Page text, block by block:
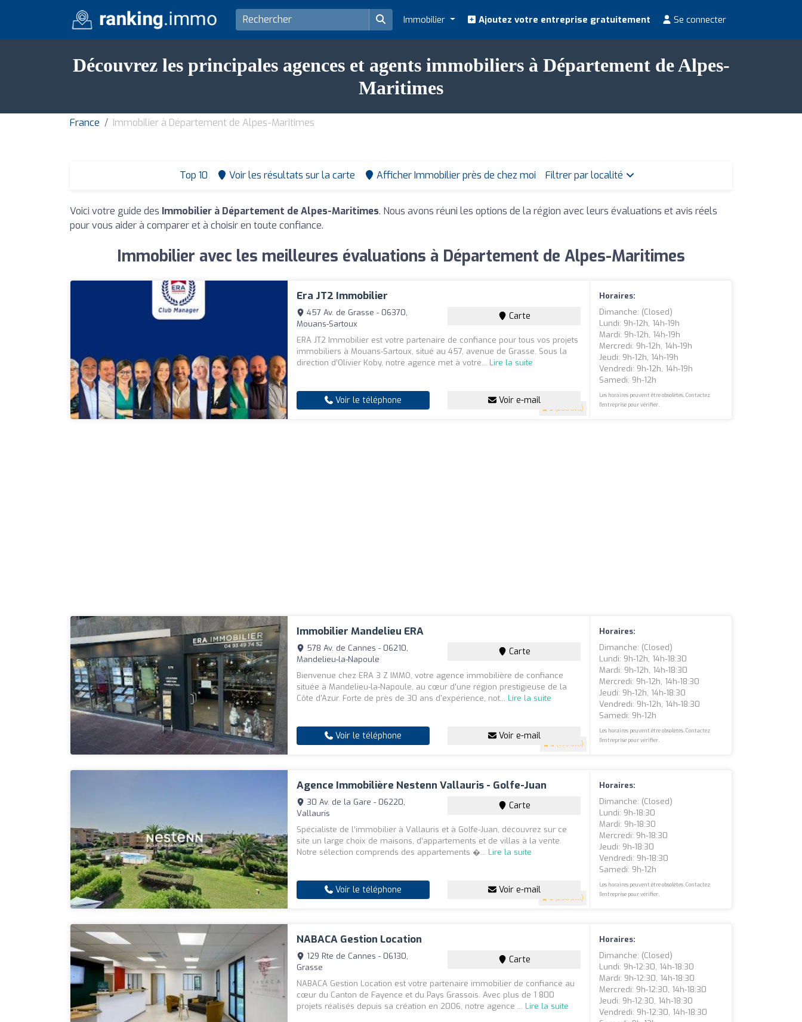
Immobilier Ajoutez votre entreprise gratuitement Se connecter
Découvrez les principales agences et agents immobiliers à Département de Alpes-
Maritimes
France Immobilier à Département de Alpes-Maritimes
Top 10 Voir les résultats sur la carte Afficher Immobilier près de chez moi Filtrer par localité
Voici votre guide des Immobilier à Département de Alpes-Maritimes. Nous avons réuni les options de la région avec leurs évaluations et avis réels
pour vous aider à comparer et à choisir en toute confiance.
Immobilier avec les meilleures évaluations à Département de Alpes-Maritimes
Era JT2 Immobilier
5 (200 avis)
457 Av. de Grasse - 06370,
Mouans-Sartoux
Carte
ERA JT2 Immobilier est votre partenaire de confiance pour tous vos projets
immobiliers à Mouans-Sartoux, situé au 457, avenue de Grasse. Sous la
direction d’Olivier Koby, notre agence met à votre...Lire la suite
Voir le téléphone Voir e-mail
Horaires:
Dimanche: (closed)
Lundi: 9h-12h, 14h-19h
Mardi: 9h-12h, 14h-19h
Mercredi: 9h-12h, 14h-19h
Jeudi: 9h-12h, 14h-19h
Vendredi: 9h-12h, 14h-19h
Samedi: 9h-12h
Les horaires peuvent être obsolètes. Contactez
l'entreprise pour vérifier.
Immobilier Mandelieu ERA
5 (199 avis)
578 Av. de Cannes - 06210,
Mandelieu-la-Napoule
Carte
Bienvenue chez ERA 3 Z IMMO, votre agence immobilière de confiance
située à Mandelieu-la-Napoule, au cœur d'une région prestigieuse de la
Côte d'Azur. Forte de près de 30 ans d'expérience, not...Lire la suite
Voir le téléphone Voir e-mail
Horaires:
Dimanche: (closed)
Lundi: 9h-12h, 14h-18:30
Mardi: 9h-12h, 14h-18:30
Mercredi: 9h-12h, 14h-18:30
Jeudi: 9h-12h, 14h-18:30
Vendredi: 9h-12h, 14h-18:30
Samedi: 9h-12h
Les horaires peuvent être obsolètes. Contactez
l'entreprise pour vérifier.
Agence Immobilière Nestenn Vallauris - Golfe-Juan
5 (200 avis)
30 Av. de la Gare - 06220,
Vallauris
Carte
Spécialiste de l’immobilier à Vallauris et à Golfe-Juan, découvrez sur ce
site un large choix de maisons, d’appartements et de villas à la vente.
Notre sélection comprends des appartements �...Lire la suite
Voir le téléphone Voir e-mail
Horaires:
Dimanche: (closed)
Lundi: 9h-18:30
Mardi: 9h-18:30
Mercredi: 9h-18:30
Jeudi: 9h-18:30
Vendredi: 9h-18:30
Samedi: 9h-12h
Les horaires peuvent être obsolètes. Contactez
l'entreprise pour vérifier.
NABACA Gestion Location
129 Rte de Cannes - 06130,
Grasse
Carte
NABACA Gestion Location est votre partenaire immobilier de confiance au
cœur du Canton de Fayence et du Pays Grassois. Avec plus de 1 800
projets réalisés depuis sa création en 2006, notre agence ...Lire la suite
Horaires:
Dimanche: (closed)
Lundi: 9h-12:30, 14h-18:30
Mardi: 9h-12:30, 14h-18:30
Mercredi: 9h-12:30, 14h-18:30
Jeudi: 9h-12:30, 14h-18:30
Vendredi: 9h-12:30, 14h-18:30